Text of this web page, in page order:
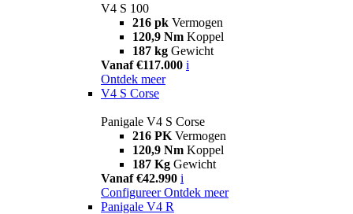
V4 S 100
216 pk Vermogen
120,9 Nm Koppel
187 kg Gewicht
Vanaf €117.000 i
Ontdek meer
V4 S Corse
Panigale V4 S Corse
216 PK Vermogen
120,9 Nm Koppel
187 Kg Gewicht
Vanaf €42.990 i
Configureer Ontdek meer
Panigale V4 R